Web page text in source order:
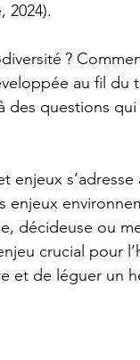
2024).
?
au fil du
des questions
enjeux s’adresse
enjeux
décideuse ou
crucial pour
et de léguer un